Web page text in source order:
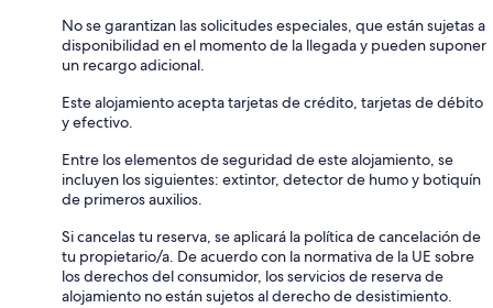
No se garantizan las solicitudes especiales, que están sujetas a
disponibilidad en el momento de la llegada y pueden suponer
un recargo adicional.
Este alojamiento acepta tarjetas de crédito, tarjetas de débito
y efectivo.
Entre los elementos de seguridad de este alojamiento, se
incluyen los siguientes: extintor, detector de humo y botiquín
de primeros auxilios.
Si cancelas tu reserva, se aplicará la política de cancelación de
tu propietario/a. De acuerdo con la normativa de la UE sobre
los derechos del consumidor, los servicios de reserva de
alojamiento no están sujetos al derecho de desistimiento.